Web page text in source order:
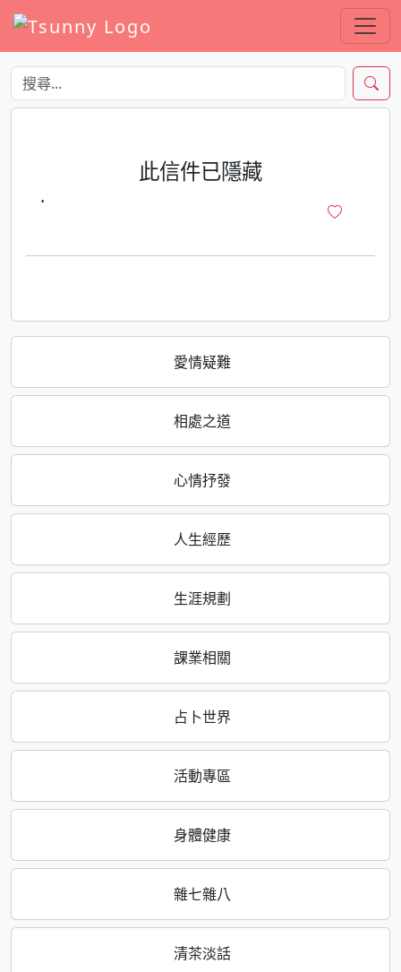
愛情疑難
相處之道
心情抒發
人生經歷
生涯規劃
課業相關
占卜世界
活動專區
身體健康
雜七雜八
清茶淡話
此信件已隱藏
·